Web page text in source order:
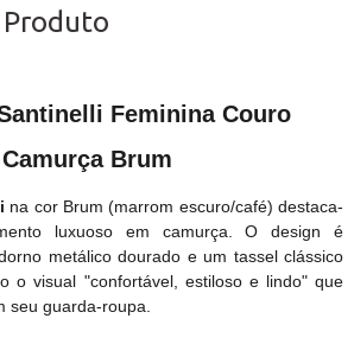
Produto
Feminina Couro
Camurça Brum
na cor Brum (marrom escuro/café) destaca-
luxuoso em camurça. O design é
metálico dourado e um tassel clássico
o visual "confortável, estiloso e lindo" que
seu guarda-roupa.